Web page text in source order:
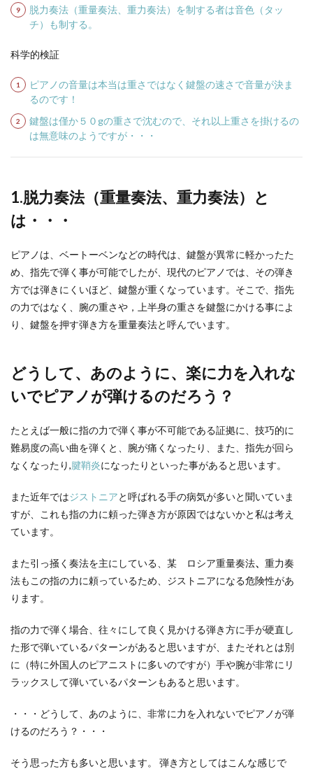
脱力奏法（重量奏法、重力奏法）を制する者は音色（タッ
チ）も制する。
科学的検証
ピアノの音量は本当は重さではなく鍵盤の速さで音量が決ま
るのです！
鍵盤は僅か５０gの重さで沈むので、それ以上重さを掛けるの
は無意味のようですが・・・
1.脱力奏法（重量奏法、重力奏法）と
は・・・
ピアノは、ベートーベンなどの時代は、鍵盤が異常に軽かったた
め、指先で弾く事が可能でしたが、現代のピアノでは、その弾き
方では弾きにくいほど、鍵盤が重くなっています。そこで、指先
の力ではなく、腕の重さや，上半身の重さを鍵盤にかける事によ
り、鍵盤を押す弾き方を重量奏法と呼んでいます。
どうして、あのように、楽に力を入れな
いでピアノが弾けるのだろう？
たとえば一般に指の力で弾く事が不可能である証拠に、技巧的に
難易度の高い曲を弾くと、腕が痛くなったり、また、指先が回ら
なくなったり,腱鞘炎になったりといった事があると思います。
また近年ではジストニアと呼ばれる手の病気が多いと聞いていま
すが、これも指の力に頼った弾き方が原因ではないかと私は考え
ています。
また引っ掻く奏法を主にしている、某 ロシア重量奏法、 重力奏
法もこの指の力に頼っているため、ジストニアになる危険性があ
ります。
指の力で弾く場合、往々にして良く見かける弾き方に手が硬直し
た形で弾いているパターンがあると思いますが、またそれとは別
に（特に外国人のピアニストに多いのですが）手や腕が非常にリ
ラックスして弾いているパターンもあると思います。
・・・どうして、あのように、非常に力を入れないでピアノが弾
けるのだろう？・・・
そう思った方も多いと思います。 弾き方としてはこんな感じで